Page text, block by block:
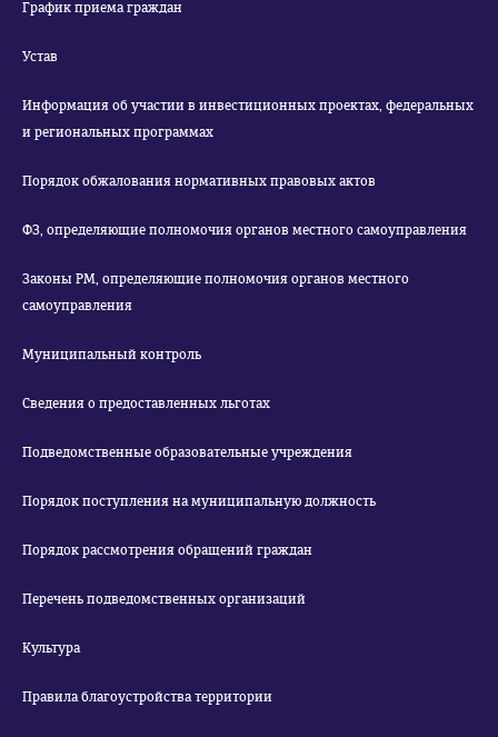
График приема граждан
Устав
Информация об участии в инвестиционных проектах, федеральных
и региональных программах
Порядок обжалования нормативных правовых актов
ФЗ, определяющие полномочия органов местного самоуправления
Законы РМ, определяющие полномочия органов местного
самоуправления
Муниципальный контроль
Сведения о предоставленных льготах
Подведомственные образовательные учреждения
Порядок поступления на муниципальную должность
Порядок рассмотрения обращений граждан
Перечень подведомственных организаций
Культура
Правила благоустройства территории